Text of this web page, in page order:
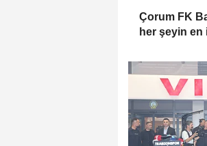
Çorum FK
her şeyin en